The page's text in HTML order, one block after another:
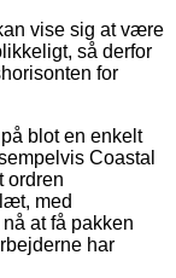
vise sig at være
så derfor
for
blot en enkelt
Coastal
ordren
med
at få pakken
har